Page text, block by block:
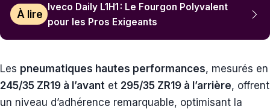
À lire
Iveco Daily L1H1 : Le Fourgon Polyvalent
pour les Pros Exigeants
Les pneumatiques hautes performances, mesurés en
245/35 ZR19 à l’avant et 295/35 ZR19 à l’arrière, offrent
un niveau d’adhérence remarquable, optimisant la